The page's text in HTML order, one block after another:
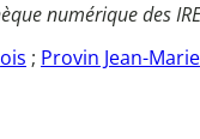
numérique des
; Provin Jean-Marie